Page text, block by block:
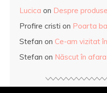
Lucica on Despre
Profire cristi on Poarta
Stefan on Ce-am vizitat
Stefan on Născut în